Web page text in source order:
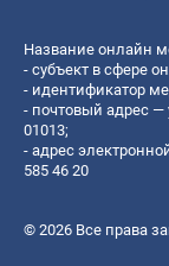
Название онлайн
- субъект в сфере
- идентификатор
- почтовый адрес —
01013;
- адрес
585 46 20
© 2026 Все права